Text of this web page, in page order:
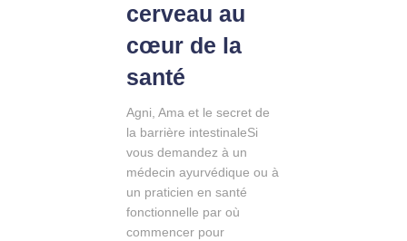
cerveau au
cœur de la
santé
Agni, Ama et le secret de
la barrière intestinaleSi
vous demandez à un
médecin ayurvédique ou à
un praticien en santé
fonctionnelle par où
commencer pour